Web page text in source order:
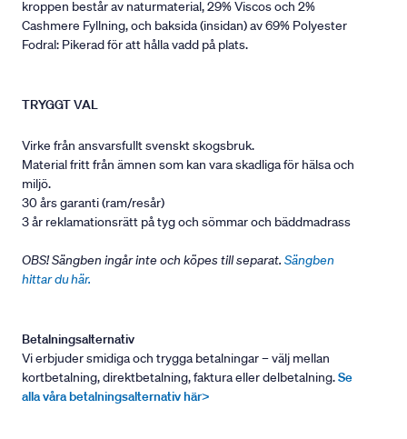
kroppen består av naturmaterial, 29% Viscos och 2%
Cashmere Fyllning, och baksida (insidan) av 69% Polyester
Fodral: Pikerad för att hålla vadd på plats.
TRYGGT VAL
Virke från ansvarsfullt svenskt skogsbruk.
Material fritt från ämnen som kan vara skadliga för hälsa och
miljö.
30 års garanti (ram/resår)
3 år reklamationsrätt på tyg och sömmar och bäddmadrass
OBS! Sängben ingår inte och köpes till separat. Sängben
hittar du här.
Betalningsalternativ
Vi erbjuder smidiga och trygga betalningar – välj mellan
kortbetalning, direktbetalning, faktura eller delbetalning.Se
alla våra betalningsalternativ här>